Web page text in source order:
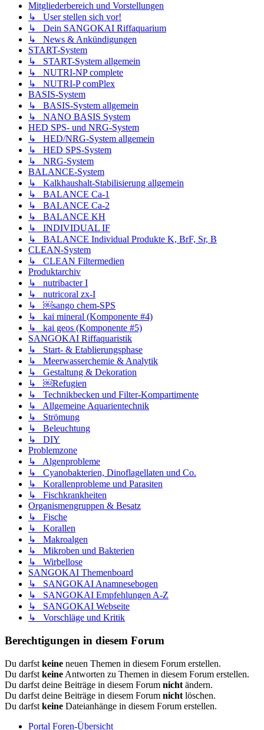
Mitgliederbereich und Vorstellungen
↳ User stellen sich vor!
↳ Dein SANGOKAI Riffaquarium
↳ News & Ankündigungen
START-System
↳ START-System allgemein
↳ NUTRI-NP complete
↳ NUTRI-P comPlex
BASIS-System
↳ BASIS-System allgemein
↳ NANO BASIS System
HED SPS- und NRG-System
↳ HED/NRG-System allgemein
↳ HED SPS-System
↳ NRG-System
BALANCE-System
↳ Kalkhaushalt-Stabilisierung allgemein
↳ BALANCE Ca-1
↳ BALANCE Ca-2
↳ BALANCE KH
↳ INDIVIDUAL IF
↳ BALANCE Individual Produkte K, BrF, Sr, B
CLEAN-System
↳ CLEAN Filtermedien
Produktarchiv
↳ nutribacter I
↳ nutricoral zx-I
↳ ￼sango chem-SPS
↳ kai mineral (Komponente #4)
↳ kai geos (Komponente #5)
SANGOKAI Riffaquaristik
↳ Start- & Etablierungsphase
↳ Meerwasserchemie & Analytik
↳ Gestaltung & Dekoration
↳ ￼Refugien
↳ Technikbecken und Filter-Kompartimente
↳ Allgemeine Aquarientechnik
↳ Strömung
↳ Beleuchtung
↳ DIY
Problemzone
↳ Algenprobleme
↳ Cyanobakterien, Dinoflagellaten und Co.
↳ Korallenprobleme und Parasiten
↳ Fischkrankheiten
Organismengruppen & Besatz
↳ Fische
↳ Korallen
↳ Makroalgen
↳ Mikroben und Bakterien
↳ Wirbellose
SANGOKAI Themenboard
↳ SANGOKAI Anamnesebogen
↳ SANGOKAI Empfehlungen A-Z
↳ SANGOKAI Webseite
↳ Vorschläge und Kritik
Berechtigungen in diesem Forum
Du darfst keine neuen Themen in diesem Forum erstellen.
Du darfst keine Antworten zu Themen in diesem Forum erstellen.
Du darfst deine Beiträge in diesem Forum nicht ändern.
Du darfst deine Beiträge in diesem Forum nicht löschen.
Du darfst keine Dateianhänge in diesem Forum erstellen.
Portal Foren-Übersicht